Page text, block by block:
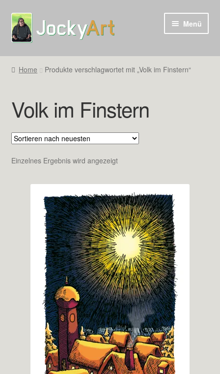
Zur
Navigation
springen
Zum
Inhalt
springen
Menü
Home Produkte verschlagwortet mit „Volk im Finstern“
Volk im Finstern
Einzelnes Ergebnis wird angezeigt